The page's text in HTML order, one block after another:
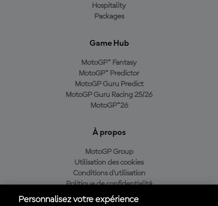
Hospitality
Packages
Game Hub
MotoGP™ Fantasy
MotoGP™ Predictor
MotoGP Guru Predict
MotoGP Guru Racing 25/26
MotoGP™26
À propos
MotoGP Group
Utilisation des cookies
Conditions d'utilisation
Politique de confidentialité
Politique d’achat
Personnalisez votre expérience